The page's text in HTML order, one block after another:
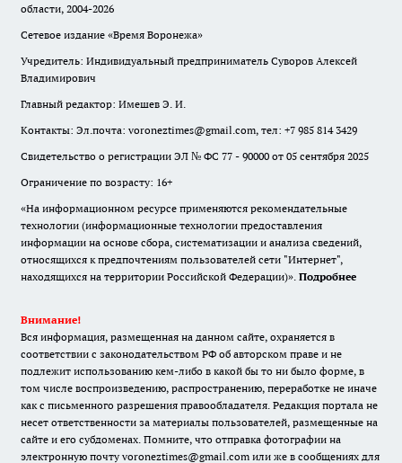
области, 2004-2026
Сетевое издание «Время Воронежа»
Учредитель: Индивидуальный предприниматель Суворов Алексей
Владимирович
Главный редактор: Имешев Э. И.
Контакты: Эл.почта: voroneztimes@gmail.com, тел: +7 985 814 3429
Свидетельство о регистрации ЭЛ № ФС 77 - 90000 от 05 сентября 2025
Ограничение по возрасту: 16+
«На информационном ресурсе применяются рекомендательные
технологии (информационные технологии предоставления
информации на основе сбора, систематизации и анализа сведений,
относящихся к предпочтениям пользователей сети "Интернет",
находящихся на территории Российской Федерации)». Подробнее
Внимание!
Вся информация, размещенная на данном сайте, охраняется в
соответствии с законодательством РФ об авторском праве и не
подлежит использованию кем-либо в какой бы то ни было форме, в
том числе воспроизведению, распространению, переработке не иначе
как с письменного разрешения правообладателя. Редакция портала не
несет ответственности за материалы пользователей, размещенные на
сайте и его субдоменах. Помните, что отправка фотографии на
электронную почту voroneztimes@gmail.com или же в сообщениях для